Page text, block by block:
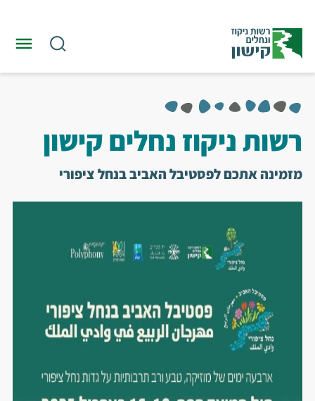
רשות ניקוז נחלים קישון
מזמינה אתכם לפסטיבל האביב בנחל ציפורי